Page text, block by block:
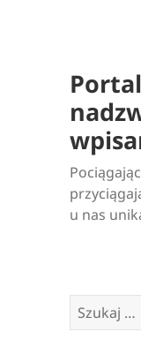
u nas
Szukaj: